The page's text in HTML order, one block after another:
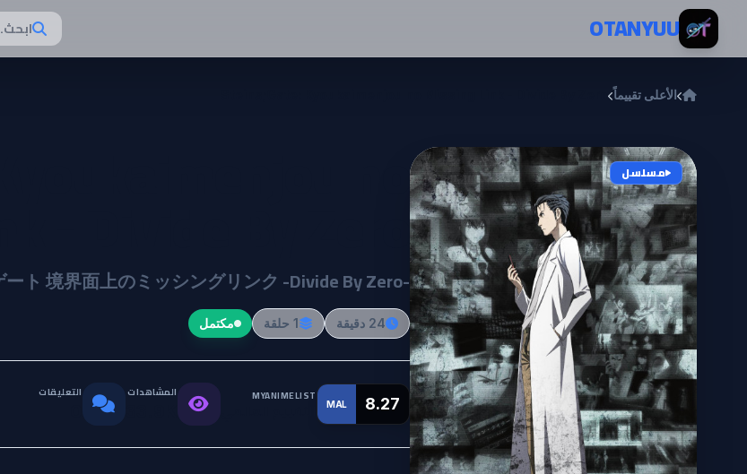
تخطي إلى المحتوىOTANYUU
الأعلى تقييماً
مسلسل
ト 境界面上のミッシングリンク -Divide By Zero-
24 دقيقة 1 حلقة مكتمل
MAL 8.27
MYANIMELIST المشاهدات التعليقات